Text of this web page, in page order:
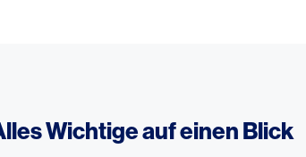
Wichtige auf einen Blick